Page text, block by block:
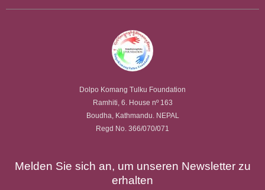
Dolpo Komang Tulku Foundation
Ramhiti, 6. House nº 163
Boudha, Kathmandu. NEPAL
Regd No. 366/070/071
Melden Sie sich an, um unseren Newsletter zu
erhalten